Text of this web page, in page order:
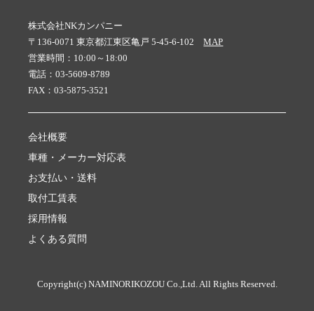
株式会社NKカンパニー
〒136-0071 東京都江東区亀戸 5-45-6-102MAP
営業時間：10:00～18:00
電話：03-5609-8789
FAX：03-5875-3521
会社概要
車種・メーカー対応表
お支払い・送料
取付工賃表
採用情報
よくある質問
Copyright(c) NAMINORIKOZOU Co.,Ltd. All Rights Reserved.